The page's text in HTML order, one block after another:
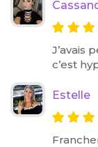
J’avais
c’est
Estelle